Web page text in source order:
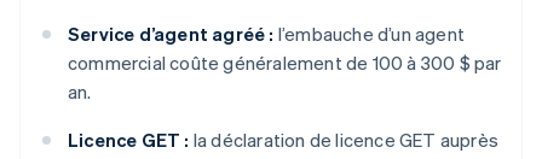
Service d’agent agréé : l’embauche d’un agent
commercial coûte généralement de 100 à 300 $ par
an.
Licence GET : la déclaration de licence GET auprès